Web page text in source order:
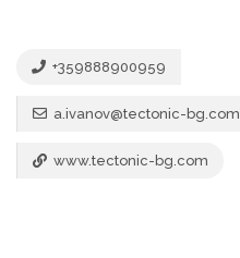
+359888900959
a.ivanov@tectonic-bg.com
www.tectonic-bg.com